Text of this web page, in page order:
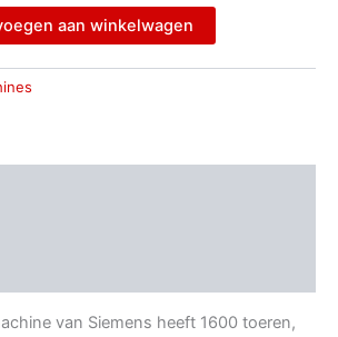
aan winkelwagen
van Siemens heeft 1600 toeren,